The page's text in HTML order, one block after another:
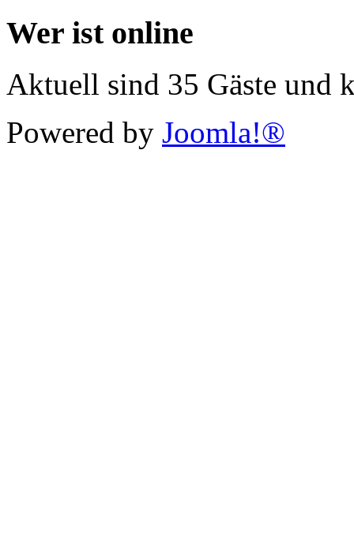
Wer ist online
Aktuell sind 35 Gäste und
Powered by Joomla!®